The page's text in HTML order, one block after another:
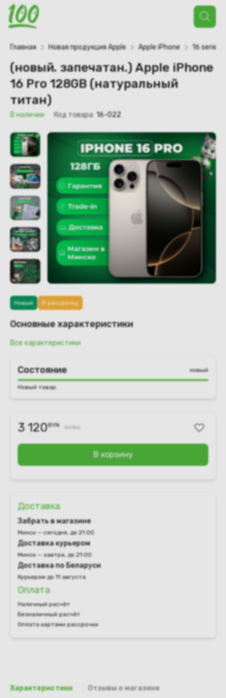
Поиск
товаров
Главная Новая продукция Apple Apple iPhone 16 series
(новый. запечатан.) Apple iPhone
16 Pro 128GB (натуральный
титан)
В наличии Код товара: 16-022
Новый В рассрочку
Основные характеристики
Все характеристики
Состояние новый
Новый товар.
3 120BYN 3980
В корзину
Доставка
Забрать в магазине
Минск — сегодня, до 21:00
Доставка курьером
Минск — завтра, до 21:00
Доставка по Беларуси
Курьером до 11 августа
Оплата
Наличный расчёт
Безналичный расчёт
Оплата картами рассрочки
Характеристики Отзывы о магазине